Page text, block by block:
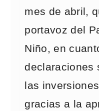
mes de abril,
portavoz del
Niño, en
declaraciones
las
gracias a la